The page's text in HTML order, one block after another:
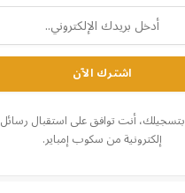
بتسجيلك، أنت توافق على استقبال رسائل
إلكترونية من سكوب إمباير.